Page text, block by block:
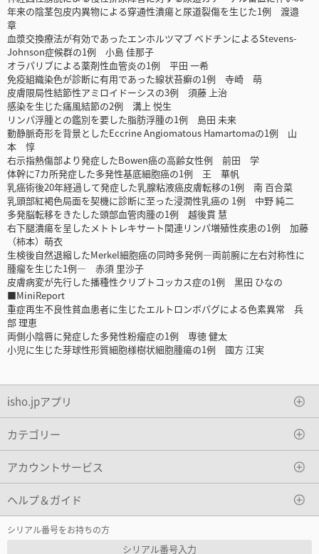
年来の陰茎包皮内異物による穿通性潰瘍と尿道裂傷を生じた1例 渡邉
章
血漿交換療法が有効であったエンホルツマブ ベドチンによるStevens-
Johnson症候群の1例 小島 佳那子
オラパリブによる薬剤性血管炎の1例 平田 一希
免疫組織染色が診断に有用であった線状苔癬の1例 寺崎 萌
皮膚限局性結節性アミロイドーシスの3例 須藤 上治
感染を生じた痛風結節の2例 溝上 悦生
リンパ浮腫との鑑別を要した脂肪浮腫の1例 島田 未来
動静脈奇形を背景としたEccrine Angiomatous Hamartomaの1例 山
本 惇
右示指熱傷部より発症したBowen癌の高齢女性例 前田 学
体幹に7カ所発症した多発性基底細胞癌の1例 王 華帆
乳癌術後20年経過して発症した乳腺粘液癌皮膚転移の1例 南 百合菜
乳頭部紅褐色局面を契機に診断に至った浸潤性乳癌の 1例 中野 純二
多発脳転移をきたした頭部血管肉腫の1例 越後貫 慧
右下腿潰瘍を呈したメトトレキサート関連リンパ増殖性疾患の1例 加藤
（柿本）萌衣
生検後自然退縮したMerkel細胞癌の同時多発例―両前腕に左右対称性に
腫瘤を生じた1例― 赤須 里沙子
皮膚病変が先行した播種性クリプトコッカス症の1例 黒田 ひなの
■MiniReport
重症再生不良性貧血患者に生じたエルトロンボパグによる色素異常 兵
部 理恵
両側小陰唇に発症した多発性粉瘤症の1例 専徳 健太
小児に生じた芽球性形質細胞様樹状細胞腫瘍の1例 國方 江実
isho.jpアプリ
カテゴリー
アカウントサービス
ヘルプ＆ガイド
シリアル番号をお持ちの方
シリアル番号入力